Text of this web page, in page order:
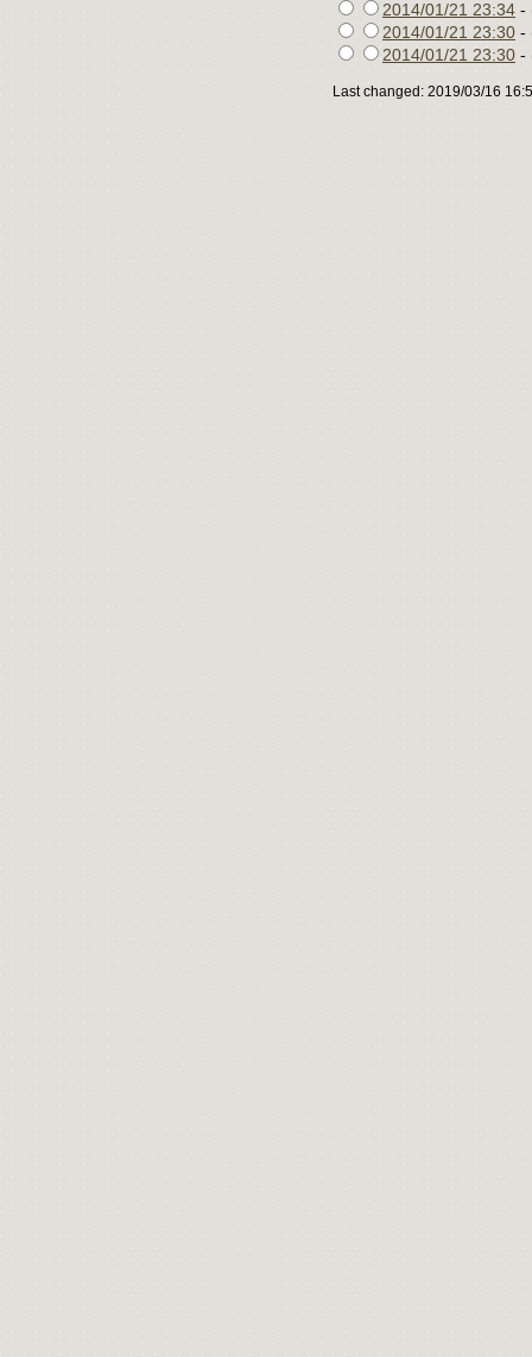
2014/01/21 23:34 -
2014/01/21 23:30 -
2014/01/21 23:30 -
Last changed: 2019/03/16